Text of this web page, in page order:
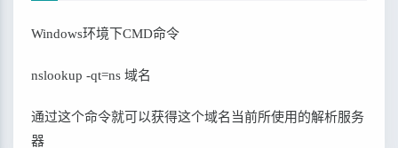
Windows环境下CMD命令
nslookup -qt=ns 域名
通过这个命令就可以获得这个域名当前所使用的解析服务
器